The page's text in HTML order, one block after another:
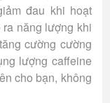
đau khi hoạt
năng lượng khi
cường cường
lượng caffeine
cho bạn, không